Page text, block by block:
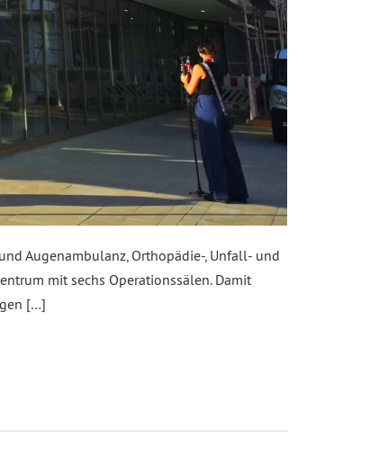
Augenambulanz, Orthopädie-, Unfall- und
mit sechs Operationssälen. Damit
[…]